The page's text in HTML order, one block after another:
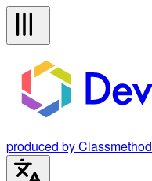
produced by Classmethod